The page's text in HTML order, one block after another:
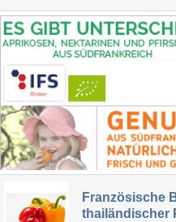
Französische
thailändischer